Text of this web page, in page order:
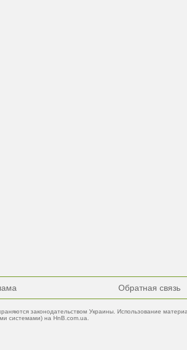
Обратная связь
законодательством Украины. Использование
системами) на HnB.com.ua.